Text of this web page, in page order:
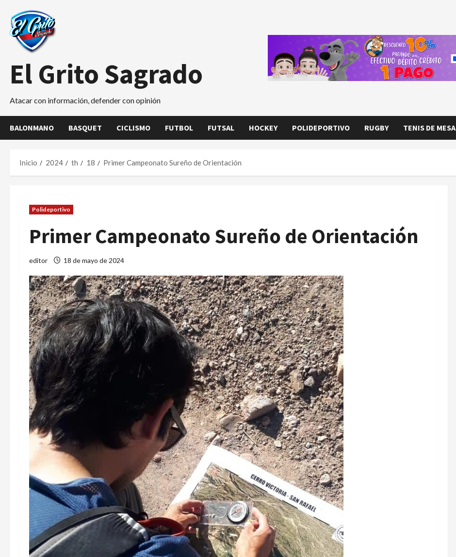
contenido
El Grito Sagrado
Atacar con información, defender con opinión
BALONMANO BASQUET CICLISMO FUTBOL FUTSAL HOCKEY POLIDEPORTIVO RUGBY TENIS DE MESA
Inicio 2024 th 18 Primer Campeonato Sureño de Orientación
Polideportivo
Primer Campeonato Sureño de Orientación
editor 18 de mayo de 2024